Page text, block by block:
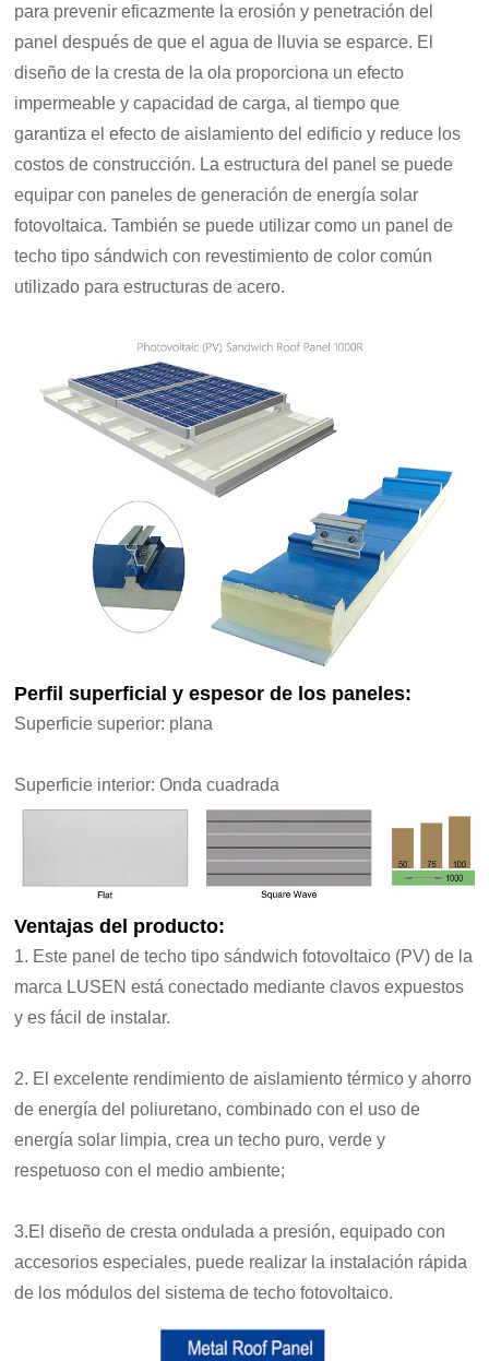
para prevenir eficazmente la erosión y penetración del
panel después de que el agua de lluvia se esparce. El
diseño de la cresta de la ola proporciona un efecto
impermeable y capacidad de carga, al tiempo que
garantiza el efecto de aislamiento del edificio y reduce los
costos de construcción. La estructura del panel se puede
equipar con paneles de generación de energía solar
fotovoltaica. También se puede utilizar como un panel de
techo tipo sándwich con revestimiento de color común
utilizado para estructuras de acero.
Perfil superficial y espesor de los paneles:
Superficie superior: plana
Superficie interior: Onda cuadrada
Ventajas del producto:
1. Este panel de techo tipo sándwich fotovoltaico (PV) de la
marca LUSEN está conectado mediante clavos expuestos
y es fácil de instalar.
2. El excelente rendimiento de aislamiento térmico y ahorro
de energía del poliuretano, combinado con el uso de
energía solar limpia, crea un techo puro, verde y
respetuoso con el medio ambiente;
3.El diseño de cresta ondulada a presión, equipado con
accesorios especiales, puede realizar la instalación rápida
de los módulos del sistema de techo fotovoltaico.